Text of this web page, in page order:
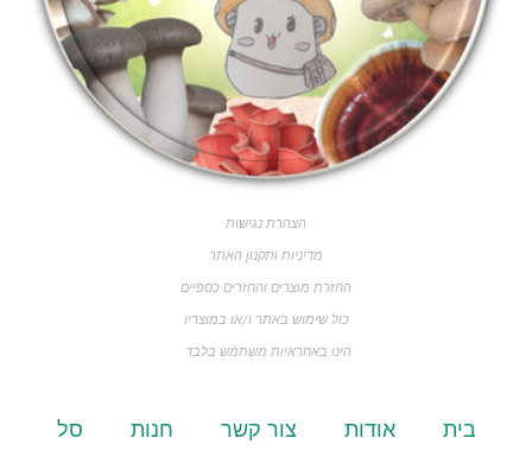
הצהרת נגישות
מדיניות ותקנון האתר
החזרת מוצרים והחזרים כספיים
כול שימוש באתר ו/או במוצריו
הינו באחראיות משתמש בלבד
בית אודות צור קשר חנות סל